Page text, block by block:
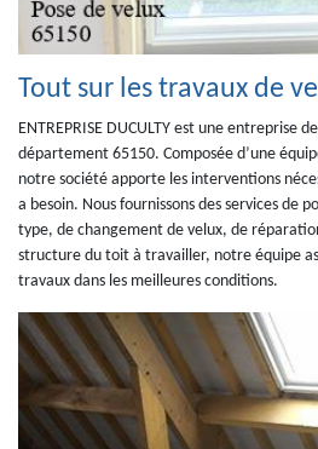
Tout sur les travaux de
ENTREPRISE DUCULTY est une entreprise
département 65150. Composée d’une
notre société apporte les interventions
a besoin. Nous fournissons des services de
type, de changement de velux, de
structure du toit à travailler, notre équipe
travaux dans les meilleures conditions.